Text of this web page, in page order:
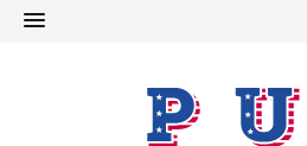
Skip